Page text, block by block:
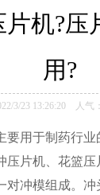
机?压
用?
3/23 13:26:20 人气：
要用于制药行
压片机、花篮压
对冲模组成。